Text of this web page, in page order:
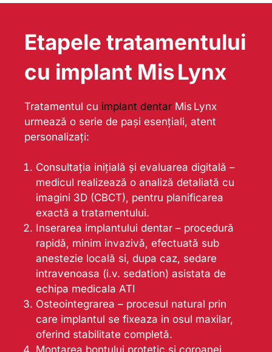
Etapele tratamentului
cu implant Mis Lynx
Tratamentul cu implant dentar Mis Lynx
urmează o serie de pași esențiali, atent
personalizați:
Consultația inițială și evaluarea digitală –
medicul realizează o analiză detaliată cu
imagini 3D (CBCT), pentru planificarea
exactă a tratamentului.
Inserarea implantului dentar – procedură
rapidă, minim invazivă, efectuată sub
anestezie locală si, dupa caz, sedare
intravenoasa (i.v. sedation) asistata de
echipa medicala ATI
Osteointegrarea – procesul natural prin
care implantul se fixeaza in osul maxilar,
oferind stabilitate completă.